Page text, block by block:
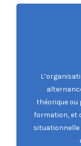
théorique ou
formation, et
situationnelle